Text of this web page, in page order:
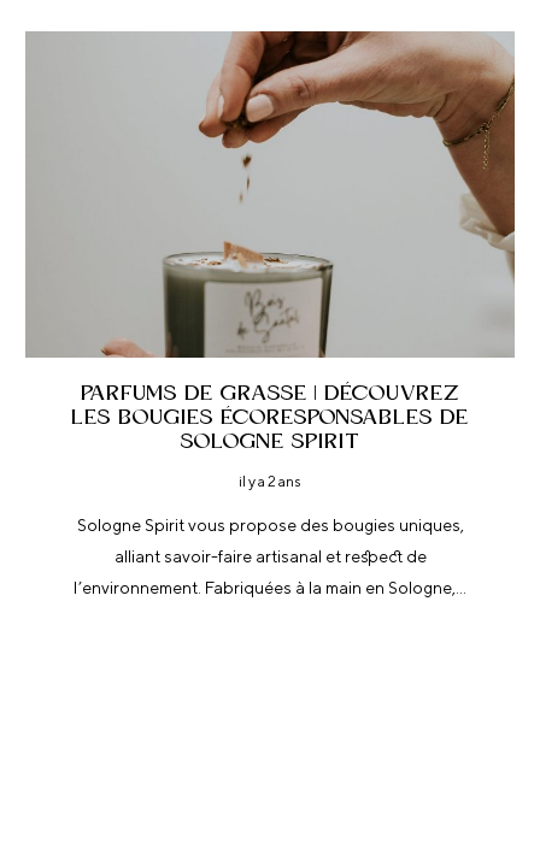
PARFUMS DE GRASSE | DÉCOUVREZ
LES BOUGIES ÉCORESPONSABLES DE
SOLOGNE SPIRIT
il y a 2 ans
Sologne Spirit vous propose des bougies uniques,
alliant savoir-faire artisanal et respect de
l’environnement. Fabriquées à la main en Sologne,…